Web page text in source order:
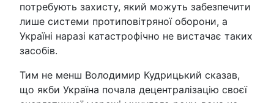
потребують захисту, який можуть забезпечити
лише системи протиповітряної оборони, а
Україні наразі катастрофічно не вистачає таких
засобів.
Тим не менш Володимир Кудрицький сказав,
що якби Україна почала децентралізацію своєї